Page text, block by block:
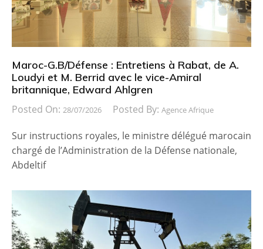
Maroc-G.B/Défense : Entretiens à Rabat, de A.
Loudyi et M. Berrid avec le vice-Amiral
britannique, Edward Ahlgren
Posted On: 28/07/2026 Posted By: Agence Afrique
Sur instructions royales, le ministre délégué marocain
chargé de l’Administration de la Défense nationale,
Abdeltif